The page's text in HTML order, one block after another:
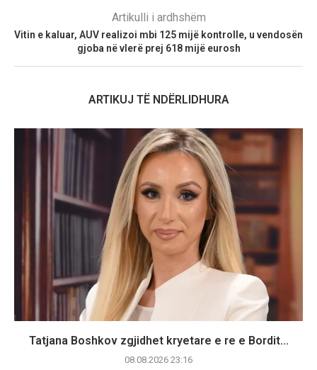
Artikulli i ardhshëm
Vitin e kaluar, AUV realizoi mbi 125 mijë kontrolle, u vendosën
gjoba në vlerë prej 618 mijë eurosh
ARTIKUJ TË NDËRLIDHURA
Tatjana Boshkov zgjidhet kryetare e re e Bordit...
08.08.2026 23:16